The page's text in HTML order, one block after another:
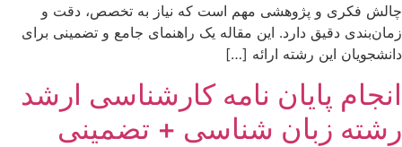
چالش فکری و پژوهشی مهم است که نیاز به تخصص، دقت و
زمان‌بندی دقیق دارد. این مقاله یک راهنمای جامع و تضمینی برای
دانشجویان این رشته ارائه […]
انجام پایان نامه کارشناسی ارشد
رشته زبان شناسی + تضمینی